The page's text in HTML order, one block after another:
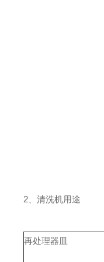
2、清洗机用途
再处理器皿